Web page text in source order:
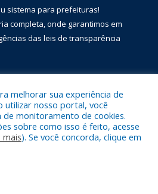
sistema para prefeituras!
completa, onde garantimos em
das leis de transparência
a Prefeitura Municipal de Óbidos.
Administrativa
melhorar sua experiência de
utilizar nosso portal, você
monitoramento de cookies.
sobre como isso é feito, acesse
mais). Se você concorda, clique em